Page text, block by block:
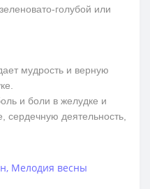
голубой или
мудрость и верную
и боли в желудке и
сердечную деятельность,
, Мелодия весны